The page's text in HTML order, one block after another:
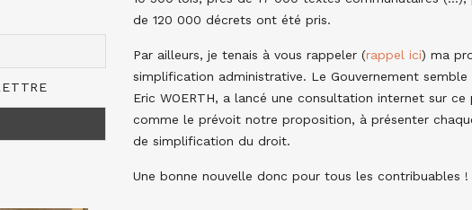
de 120 000 décrets ont été pris.
Par ailleurs, je tenais à vous rappeler (rappel ici) ma
simplification administrative. Le Gouvernement
Eric WOERTH, a lancé une consultation internet sur
comme le prévoit notre proposition, à présenter
de simplification du droit.
Une bonne nouvelle donc pour tous les contribuables !